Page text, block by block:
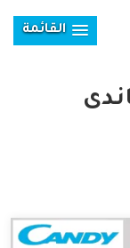
القائمة